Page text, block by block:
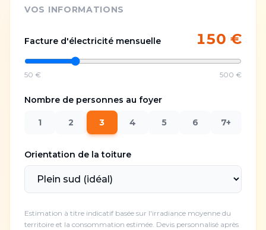
VOS INFORMATIONS
Facture d'électricité mensuelle 150 €
50 € 500 €
Nombre de personnes au foyer
1 2 3 4 5 6 7+
Orientation de la toiture
Estimation à titre indicatif basée sur l'irradiance moyenne du
territoire et la consommation estimée. Devis personnalisé après